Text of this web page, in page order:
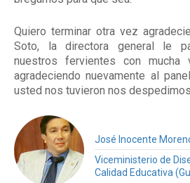
Quiero terminar otra vez
Soto, la directora general le
nuestros fervientes con mucha
agradeciendo nuevamente al
usted nos tuvieron nos
José Inocente
Viceministerio de
Calidad Educativa